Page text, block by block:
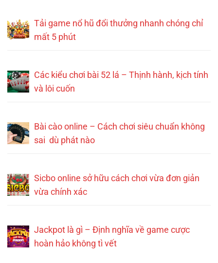
Tải game nổ hũ đổi thưởng nhanh chóng chỉ
mất 5 phút
Các kiểu chơi bài 52 lá – Thịnh hành, kịch tính
và lôi cuốn
Bài cào online – Cách chơi siêu chuẩn không
sai dù phát nào
Sicbo online sở hữu cách chơi vừa đơn giản
vừa chính xác
Jackpot là gì – Định nghĩa về game cược
hoàn hảo không tì vết